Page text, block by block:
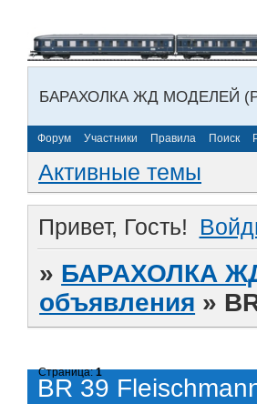
БАРАХОЛКА ЖД МОДЕЛЕЙ
Форум Участники Правила Поиск
Активные темы
Привет, Гость!
» БАРАХОЛКА
объявления »
BR 39
Страница:1